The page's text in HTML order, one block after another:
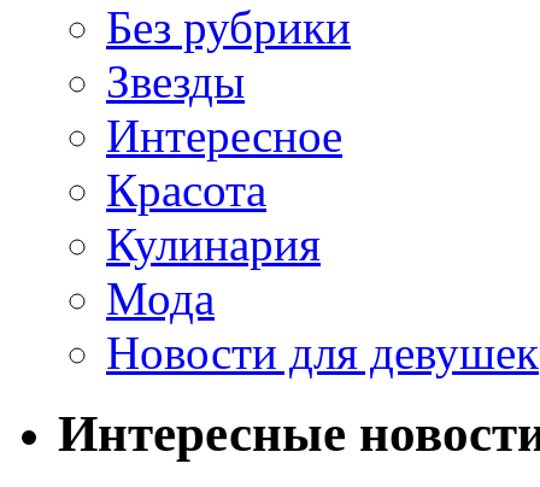
Без рубрики
Звезды
Интересное
Красота
Кулинария
Мода
Новости для девушек
Интересные